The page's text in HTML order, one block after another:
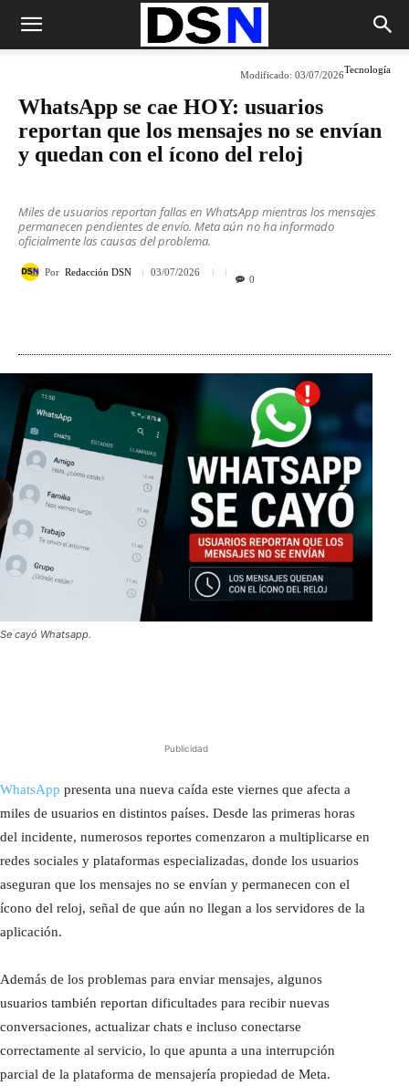
Tecnología
Modificado: 03/07/2026
WhatsApp se cae HOY: usuarios
reportan que los mensajes no se envían
y quedan con el ícono del reloj
Miles de usuarios reportan fallas en WhatsApp mientras los mensajes
permanecen pendientes de envío. Meta aún no ha informado
oficialmente las causas del problema.
Por Redacción DSN 03/07/2026
0
Se cayó Whatsapp.
Publicidad
WhatsApp presenta una nueva caída este viernes que afecta a
miles de usuarios en distintos países. Desde las primeras horas
del incidente, numerosos reportes comenzaron a multiplicarse en
redes sociales y plataformas especializadas, donde los usuarios
aseguran que los mensajes no se envían y permanecen con el
ícono del reloj, señal de que aún no llegan a los servidores de la
aplicación.
Además de los problemas para enviar mensajes, algunos
usuarios también reportan dificultades para recibir nuevas
conversaciones, actualizar chats e incluso conectarse
correctamente al servicio, lo que apunta a una interrupción
parcial de la plataforma de mensajería propiedad de Meta.